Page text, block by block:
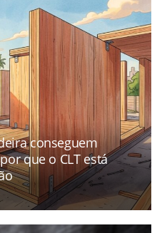
conseguem
que o CLT está